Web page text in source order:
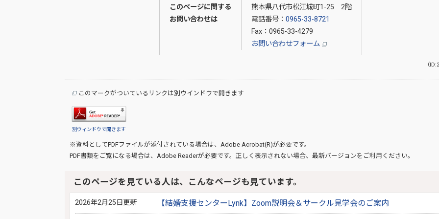
このページに関する
お問い合わせは
熊本県八代市松江城町1-25 2階
電話番号： 0965-33-8721
Fax：0965-33-4279
お問い合わせフォーム
（
このマークがついているリンクは別ウインドウで開きます
別ウィンドウで開きます
※資料としてPDFファイルが添付されている場合は、 Adobe Acrobat(R)が必要です。
PDF書類をご覧になる場合は、 Adobe Readerが必要です。正しく表示されない場合、最新バージョンをご利用ください。
このページを見ている人は、こんなページも見ています。
2026年2月25日更新 【結婚支援センターLynk】Zoom説明会＆サークル見学会のご案内